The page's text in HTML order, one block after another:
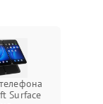
Surface